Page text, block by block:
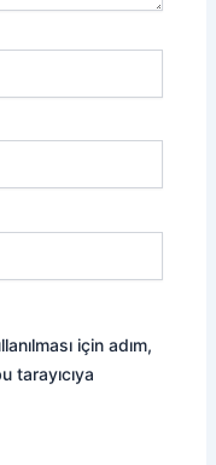
için adım,
tarayıcıya